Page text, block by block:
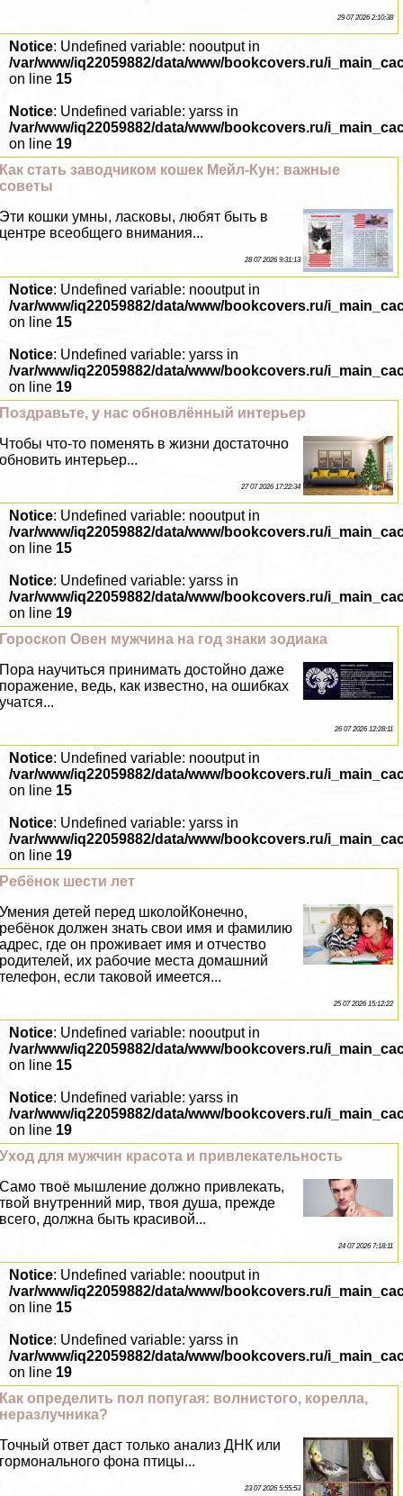
29 07 2026 2:10:38
Notice: Undefined variable: nooutput in
/var/www/iq22059882/data/www/bookcovers.ru/
on line 15
Notice: Undefined variable: yarss in
/var/www/iq22059882/data/www/bookcovers.ru/
on line 19
Как стать заводчиком кошек Мейл-Кун: важные
советы
Эти кошки умны, ласковы, любят быть в
центре всеобщего внимания...
28 07 2026 9:31:13
Notice: Undefined variable: nooutput in
/var/www/iq22059882/data/www/bookcovers.ru/
on line 15
Notice: Undefined variable: yarss in
/var/www/iq22059882/data/www/bookcovers.ru/
on line 19
Поздравьте, у нас обновлённый интерьер
Чтобы что-то поменять в жизни достаточно
обновить интерьер...
27 07 2026 17:22:34
Notice: Undefined variable: nooutput in
/var/www/iq22059882/data/www/bookcovers.ru/
on line 15
Notice: Undefined variable: yarss in
/var/www/iq22059882/data/www/bookcovers.ru/
on line 19
Гороскоп Овен мужчина на год знаки зодиака
Пора научиться принимать достойно даже
поражение, ведь, как известно, на ошибках
учатся...
26 07 2026 12:28:11
Notice: Undefined variable: nooutput in
/var/www/iq22059882/data/www/bookcovers.ru/
on line 15
Notice: Undefined variable: yarss in
/var/www/iq22059882/data/www/bookcovers.ru/
on line 19
Ребёнок шести лет
Умения детей перед школойКонечно,
ребёнок должен знать свои имя и фамилию
адрес, где он проживает имя и отчество
родителей, их рабочие места домашний
телефон, если таковой имеется...
25 07 2026 15:12:22
Notice: Undefined variable: nooutput in
/var/www/iq22059882/data/www/bookcovers.ru/
on line 15
Notice: Undefined variable: yarss in
/var/www/iq22059882/data/www/bookcovers.ru/
on line 19
Уход для мужчин красота и привлекательность
Само твоё мышление должно привлекать,
твой внутренний мир, твоя душа, прежде
всего, должна быть красивой...
24 07 2026 7:18:11
Notice: Undefined variable: nooutput in
/var/www/iq22059882/data/www/bookcovers.ru/
on line 15
Notice: Undefined variable: yarss in
/var/www/iq22059882/data/www/bookcovers.ru/
on line 19
Как определить пол попугая: волнистого, корелла,
неразлучника?
Точный ответ даст только анализ ДНК или
гормонального фона птицы...
23 07 2026 5:55:53